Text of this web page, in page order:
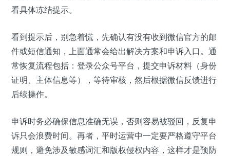
看具体冻结提示。
看到提示后，别急着慌，先确认有没有收到微信官方的邮
件或短信通知，上面通常会给出解决方案和申诉入口。通
常恢复流程包括：登录公众号平台，提交申诉材料（身份
证明、主体信息等），等待审核，然后根据微信反馈进行
后续操作。
申诉时务必确保信息准确无误，否则容易被驳回，反复申
诉只会浪费时间。再者，平时运营中一定要严格遵守平台
规则，避免涉及敏感词汇和版权侵权内容，这样才是预防